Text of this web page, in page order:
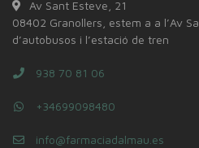
Av Sant Esteve, 21
08402 Granollers, estem a a l’Av
d’autobusos i l’estació de tren
938 70 81 06
+34699098480
info@farmaciadalmau.es